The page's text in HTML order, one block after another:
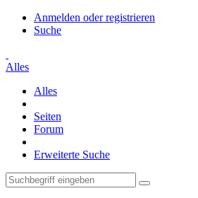
Anmelden oder registrieren
Suche
Alles
Alles
Seiten
Forum
Erweiterte Suche